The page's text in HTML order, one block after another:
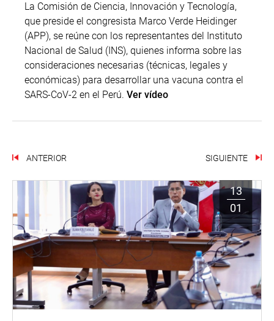
La Comisión de Ciencia, Innovación y Tecnología,
que preside el congresista Marco Verde Heidinger
(APP), se reúne con los representantes del Instituto
Nacional de Salud (INS), quienes informa sobre las
consideraciones necesarias (técnicas, legales y
económicas) para desarrollar una vacuna contra el
SARS-CoV-2 en el Perú. Ver vídeo
ANTERIOR SIGUIENTE
13
01